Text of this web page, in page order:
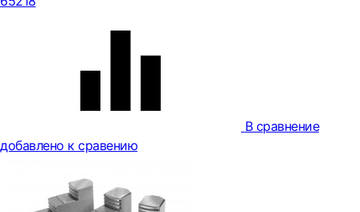
В сравнение
добавлено к сравению